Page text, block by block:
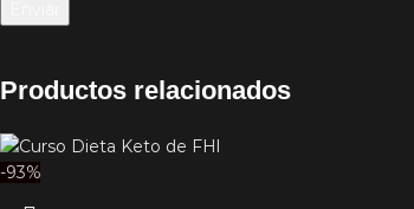
Productos relacionados
-93%